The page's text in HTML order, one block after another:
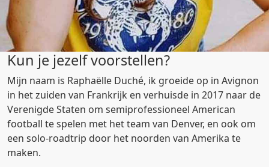
Kun je jezelf voorstellen?
Mijn naam is Raphaëlle Duché, ik groeide op in Avignon
in het zuiden van Frankrijk en verhuisde in 2017 naar de
Verenigde Staten om semiprofessioneel American
football te spelen met het team van Denver, en ook om
een solo-roadtrip door het noorden van Amerika te
maken.